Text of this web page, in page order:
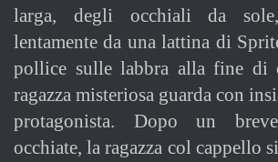
larga, degli occhiali da
lentamente da una lattina di
pollice sulle labbra alla fine di
ragazza misteriosa guarda con
protagonista. Dopo un
occhiate, la ragazza col cappello